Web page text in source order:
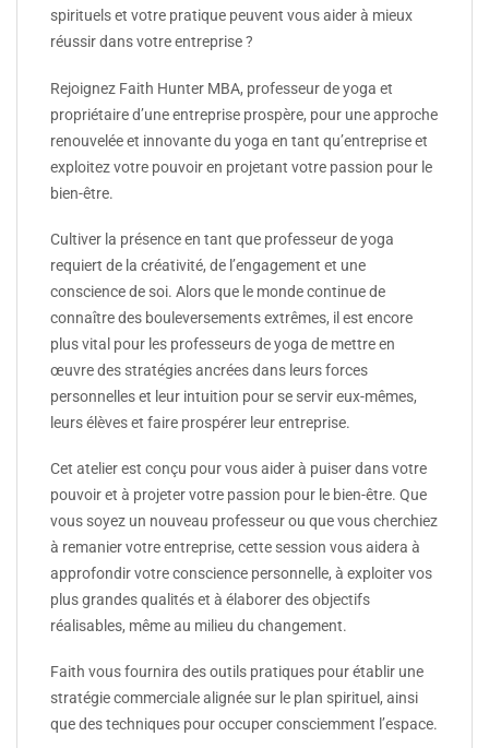
spirituels et votre pratique peuvent vous aider à mieux
réussir dans votre entreprise ?
Rejoignez Faith Hunter MBA, professeur de yoga et
propriétaire d’une entreprise prospère, pour une approche
renouvelée et innovante du yoga en tant qu’entreprise et
exploitez votre pouvoir en projetant votre passion pour le
bien-être.
Cultiver la présence en tant que professeur de yoga
requiert de la créativité, de l’engagement et une
conscience de soi. Alors que le monde continue de
connaître des bouleversements extrêmes, il est encore
plus vital pour les professeurs de yoga de mettre en
œuvre des stratégies ancrées dans leurs forces
personnelles et leur intuition pour se servir eux-mêmes,
leurs élèves et faire prospérer leur entreprise.
Cet atelier est conçu pour vous aider à puiser dans votre
pouvoir et à projeter votre passion pour le bien-être. Que
vous soyez un nouveau professeur ou que vous cherchiez
à remanier votre entreprise, cette session vous aidera à
approfondir votre conscience personnelle, à exploiter vos
plus grandes qualités et à élaborer des objectifs
réalisables, même au milieu du changement.
Faith vous fournira des outils pratiques pour établir une
stratégie commerciale alignée sur le plan spirituel, ainsi
que des techniques pour occuper consciemment l’espace.